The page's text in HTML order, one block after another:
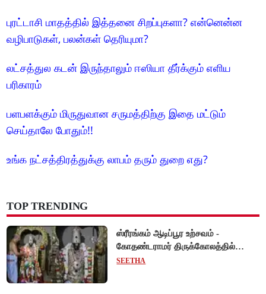
புரட்டாசி மாதத்தில் இத்தனை சிறப்புகளா? என்னென்ன
வழிபாடுகள், பலன்கள் தெரியுமா?
லட்சத்துல கடன் இருந்தாலும் ஈஸியா தீர்க்கும் எளிய
பரிகாரம்
பளபளக்கும் மிருதுவான சருமத்திற்கு இதை மட்டும்
செய்தாலே போதும்!!
உங்க நட்சத்திரத்துக்கு லாபம் தரும் துறை எது?
TOP TRENDING
ஸ்ரீரங்கம் ஆடிப்பூர உற்சவம் -
கோதண்டராமர் திருக்கோலத்தில்
ஆண்டாள் நாச்சியார்!
SEETHA